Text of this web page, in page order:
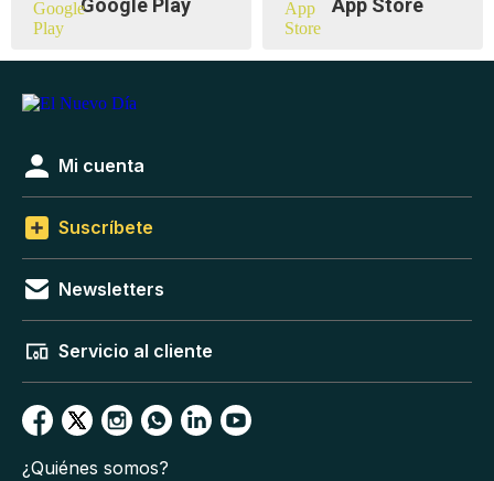
Google Play App Store
Mi cuenta
Suscríbete
Newsletters
Servicio al cliente
¿Quiénes somos?